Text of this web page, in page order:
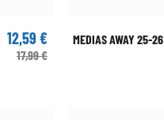
12,59 €
17,99 €
MEDIAS AWAY 25-26